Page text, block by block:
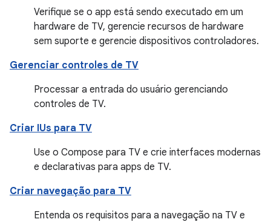
Verifique se o app está sendo executado em um
hardware de TV, gerencie recursos de hardware
sem suporte e gerencie dispositivos controladores.
Gerenciar controles de TV
Processar a entrada do usuário gerenciando
controles de TV.
Criar IUs para TV
Use o Compose para TV e crie interfaces modernas
e declarativas para apps de TV.
Criar navegação para TV
Entenda os requisitos para a navegação na TV e